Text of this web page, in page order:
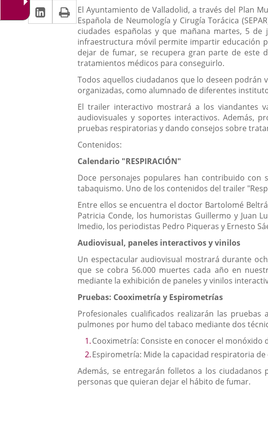
una
aplicación
externa.
una
aplicación
externa.
Linkedin
Enlace
a
aplicación
externa.
Print
noticia
Descripción
El Ayuntamiento de Valladolid, a través del Plan
Española de Neumología y Cirugía Torácica
ciudades españolas y que mañana martes, 5
infraestructura móvil permite impartir educación
dejar de fumar, se recupera gran parte de este
tratamientos médicos para conseguirlo.
Todos aquellos ciudadanos que lo deseen
organizadas, como alumnado de diferentes
El trailer interactivo mostrará a los viandantes
audiovisuales y soportes interactivos. Además,
pruebas respiratorias y dando consejos sobre
Contenidos:
Calendario "RESPIRACIÓN"
Doce personajes populares han contribuido
tabaquismo. Uno de los contenidos del trailer
Entre ellos se encuentra el doctor Bartolomé
Patricia Conde, los humoristas Guillermo y Juan
Imedio, los periodistas Pedro Piqueras y Ernesto
Audiovisual, paneles interactivos y vinilos
Un espectacular audiovisual mostrará durante
que se cobra 56.000 muertes cada año en
mediante la exhibición de paneles y vinilos
Pruebas: Cooximetría y Espirometrías
Profesionales cualificados realizarán las
pulmones por humo del tabaco mediante dos
Cooximetría: Consiste en conocer el monóxido
Espirometría: Mide la capacidad respiratoria de
Además, se entregarán folletos a los
personas que quieran dejar el hábito de fumar.